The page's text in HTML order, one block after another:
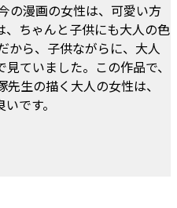
の漫画の女性は、可愛い方
ちゃんと子供にも大人の色
から、子供ながらに、大人
ていました。この作品で、
生の描く大人の女性は、
です。